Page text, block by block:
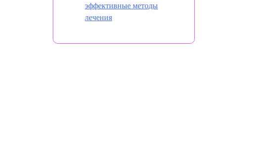
эффективные методы
лечения